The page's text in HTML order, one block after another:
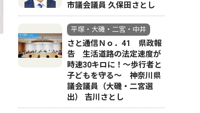
市議会議員 久保田さとし
平塚・大磯・二宮・中井
さと通信Ｎｏ．41 県政報
告 生活道路の法定速度が
時速30キロに！〜歩行者と
子どもを守る〜 神奈川県
議会議員（大磯・二宮選
出） 吉川さとし